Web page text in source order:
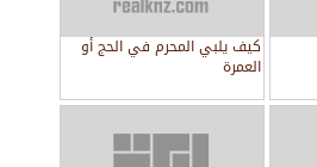
كيف يلبي المحرم في الحج أو
العمرة